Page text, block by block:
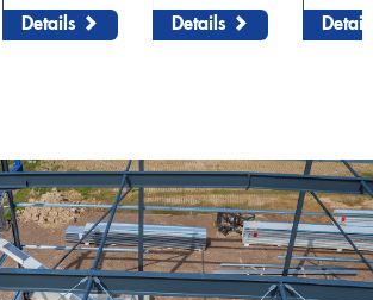
Theo25 V
Rudi21
Alufiver
Multistar
Zubehör
Details Details